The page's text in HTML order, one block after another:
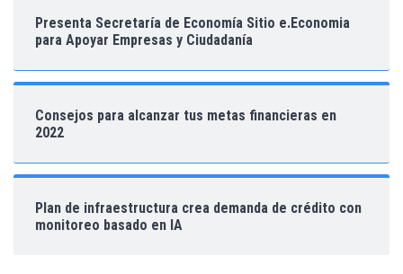
Presenta Secretaría de Economía Sitio e.Economia
para Apoyar Empresas y Ciudadanía
Consejos para alcanzar tus metas financieras en
2022
Plan de infraestructura crea demanda de crédito con
monitoreo basado en IA